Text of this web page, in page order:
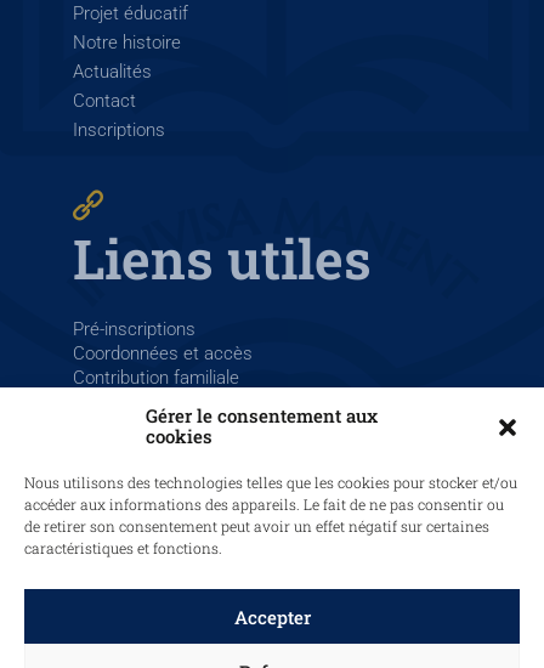
Gérer le consentement aux
cookies
Nous utilisons des technologies telles que les cookies pour stocker et/ou
accéder aux informations des appareils. Le fait de ne pas consentir ou
de retirer son consentement peut avoir un effet négatif sur certaines
caractéristiques et fonctions.
Accepter
Projet éducatif
Notre histoire
Actualités
Contact
Inscriptions
Liens utiles
Pré-inscriptions
Coordonnées et accès
Contribution familiale
© 2025 LaSalle Saint-Louis Sainte-Barbe, tous droits réservés.
Politique de confidentialité